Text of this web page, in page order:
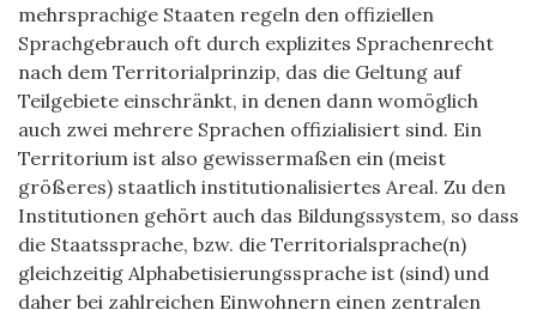
mehrsprachige Staaten regeln den offiziellen
Sprachgebrauch oft durch explizites Sprachenrecht
nach dem Territorialprinzip, das die Geltung auf
Teilgebiete einschränkt, in denen dann womöglich
auch zwei mehrere Sprachen offizialisiert sind. Ein
Territorium ist also gewissermaßen ein (meist
größeres) staatlich institutionalisiertes Areal. Zu den
Institutionen gehört auch das Bildungssystem, so dass
die Staatssprache, bzw. die Territorialsprache(n)
gleichzeitig Alphabetisierungssprache ist (sind) und
daher bei zahlreichen Einwohnern einen zentralen